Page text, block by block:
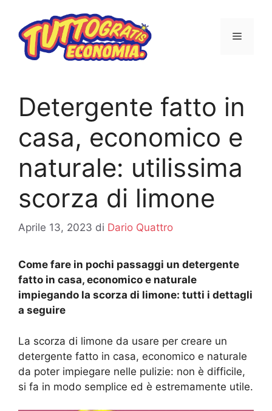
contenuto
MENU
Detergente fatto in
casa, economico e
naturale: utilissima
scorza di limone
Aprile 13, 2023 di Dario Quattro
Come fare in pochi passaggi un detergente
fatto in casa, economico e naturale
impiegando la scorza di limone: tutti i dettagli
a seguire
La scorza di limone da usare per creare un
detergente fatto in casa, economico e naturale
da poter impiegare nelle pulizie: non è difficile,
si fa in modo semplice ed è estremamente utile.